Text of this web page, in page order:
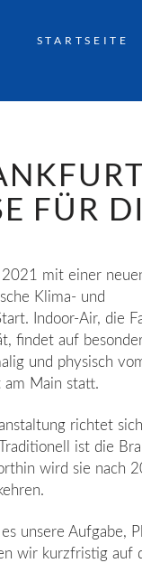
STARTSEITE
FÜR
2021 mit einer
Klima- und
Indoor-Air, die
findet auf
und physisch
Main statt.
richtet
ist die
wird sie nach
unsere
wir kurzfristig auf